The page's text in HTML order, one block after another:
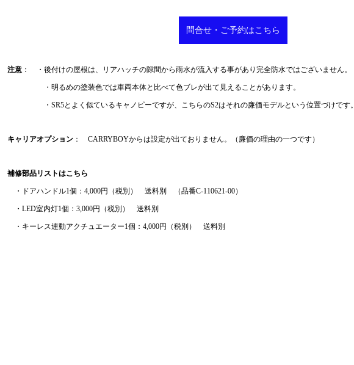
問合せ・ご予約はこちら
注意 ：　・後付けの屋根は、リアハッチの隙間から雨水が流入する事があり完全防水ではございません。
・明るめの塗装色では車両本体と比べて色ブレが出て見えることがあります。
・SR5とよく似ているキャノピーですが、こちらのS2はそれの廉価モデルという位置づけです。
キャリアオプション ：　CARRYBOYからは設定が出ておりません。（廉価の理由の一つです）
補修部品リストはこちら
・ドアハンドル1個：4,000円（税別）　送料別　（品番C-110621-00）
・LED室内灯1個：3,000円（税別）　送料別
・キーレス連動アクチュエーター1個：4,000円（税別）　送料別